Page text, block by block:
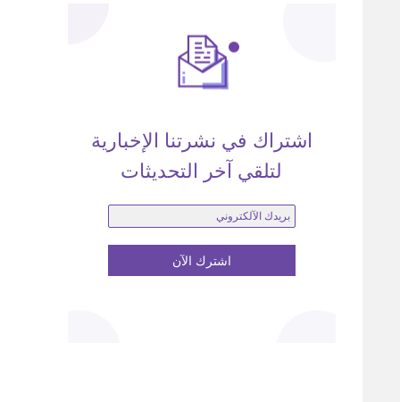
اشتراك في نشرتنا الإخبارية
لتلقي آخر التحديثات